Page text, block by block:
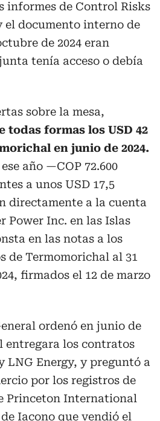
informes de Control Risks
el documento interno de
de 2024 eran
tenía acceso o debía
sobre la mesa,
todas formas los USD 42
en junio de 2024.
año —COP 72.600
a unos USD 17,5
directamente a la cuenta
Power Inc. en las Islas
en las notas a los
de Termomorichal al 31
firmados el 12 de marzo
ordenó en junio de
entregara los contratos
LNG Energy, y preguntó a
por los registros de
Princeton International
Iacono que vendió el